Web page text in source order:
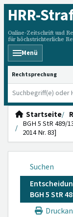
HRR-
Online-Zeitschrift und
für höchstrichterliche
Menü
HRRS durchsuchen
Startseite
BGH 5 StR 489/
2014 Nr. 83]
Suchen
BGH 5 StR